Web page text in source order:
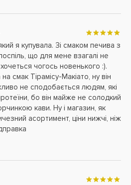
я купувала. Зі смаком печива з
що для мене взагалі не
чогось новенького :).
смак Тірамісу-Макіато, ну він
не сподобається людям, які
бо він майже не солодкий
кави. Ну і магазин, як
асортимент, ціни нижчі, ніж